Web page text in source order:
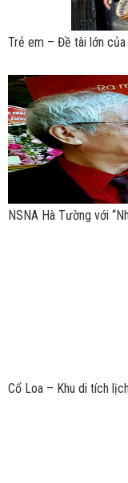
Trẻ em – Đề tài lớn của
NSNA Hà Tường với
Cổ Loa – Khu di tích